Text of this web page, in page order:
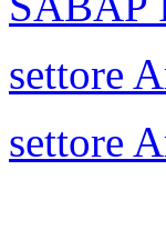
settore
settore